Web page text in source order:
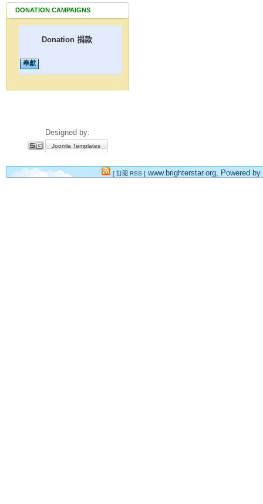
DONATION CAMPAIGNS
Donation 捐款
Designed by:
Joomla Templates
[ 訂閱 RSS ] www.brighterstar.org, Powered by